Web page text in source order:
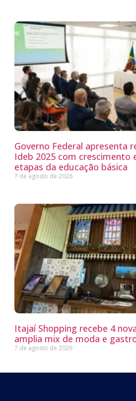
Governo Federal apresenta
Ideb 2025 com crescimento
etapas da educação básica
7 de agosto de 2026
Itajaí Shopping recebe 4
amplia mix de moda e
7 de agosto de 2026